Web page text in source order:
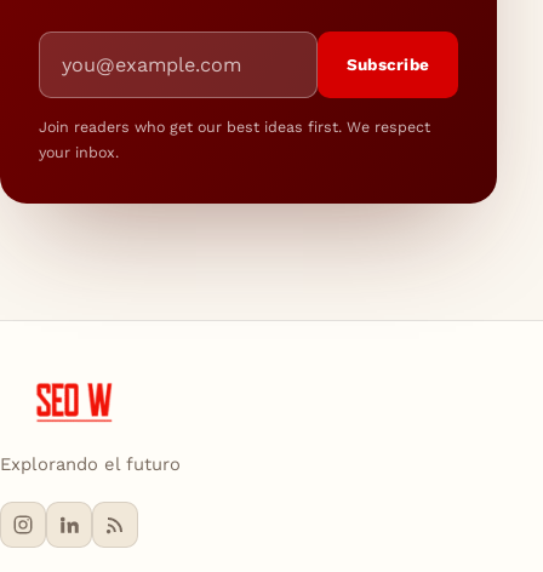
Email address
Subscribe
Join readers who get our best ideas first. We respect
your inbox.
Explorando el futuro